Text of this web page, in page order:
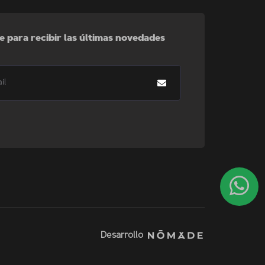
para recibir las últimas novedades
Desarrollo